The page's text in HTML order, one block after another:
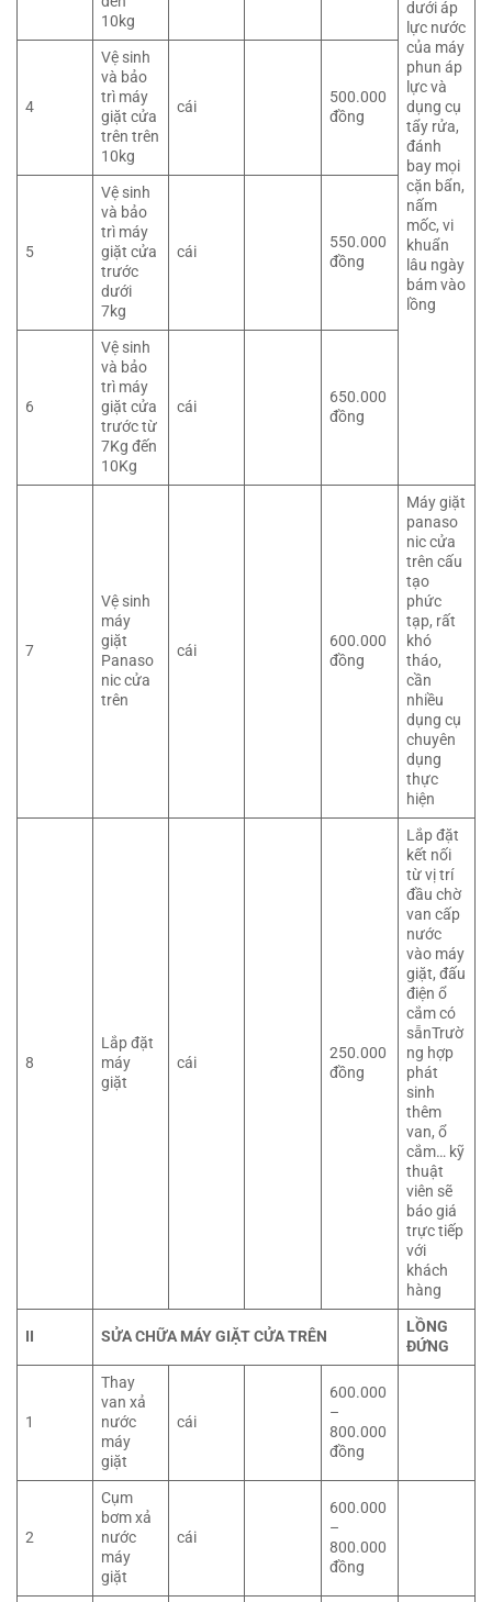
dưới áp
lực nước
của máy
phun áp
lực và
dụng cụ
tẩy rửa,
đánh
bay mọi
cặn bẩn,
nấm
mốc, vi
khuẩn
lâu ngày
bám vào
lồng
10kg
4
Vệ sinh
và bảo
trì máy
giặt cửa
trên trên
10kg
cái
500.000
đồng
5
Vệ sinh
và bảo
trì máy
giặt cửa
trước
dưới
7kg
cái
550.000
đồng
6
Vệ sinh
và bảo
trì máy
giặt cửa
trước từ
7Kg đến
10Kg
cái
650.000
đồng
7
Vệ sinh
máy
giặt
Panaso
nic cửa
trên
cái
600.000
đồng
Máy giặt
panaso
nic cửa
trên cấu
tạo
phức
tạp, rất
khó
tháo,
cần
nhiều
dụng cụ
chuyên
dụng
thực
hiện
8
Lắp đặt
máy
giặt
cái
250.000
đồng
Lắp đặt
kết nối
từ vị trí
đầu chờ
van cấp
nước
vào máy
giặt, đấu
điện ổ
cắm có
sẵnTrườ
ng hợp
phát
sinh
thêm
van, ổ
cắm… kỹ
thuật
viên sẽ
báo giá
trực tiếp
với
khách
hàng
II SỬA CHỮA MÁY GIẶT CỬA TRÊN
LỒNG
ĐỨNG
1
Thay
van xả
nước
máy
giặt
cái
600.000
–
800.000
đồng
2
Cụm
bơm xả
nước
máy
giặt
cái
600.000
–
800.000
đồng